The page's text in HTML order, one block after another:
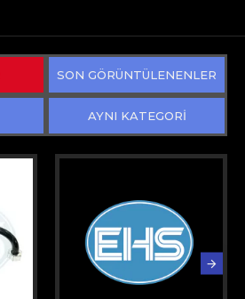
SON GÖRÜNTÜLENENLER
AYNI KATEGORİ